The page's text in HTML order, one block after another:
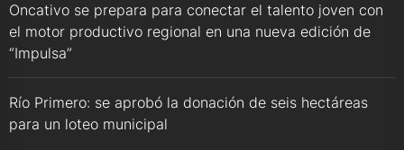
Oncativo se prepara para conectar el talento joven con
el motor productivo regional en una nueva edición de
“Impulsa”
Río Primero: se aprobó la donación de seis hectáreas
para un loteo municipal